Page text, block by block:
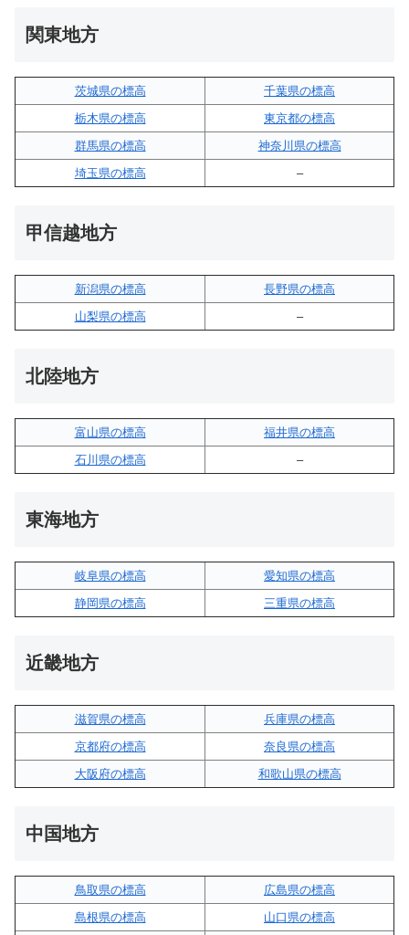
関東地方
茨城県の標高
千葉県の標高
栃木県の標高
東京都の標高
群馬県の標高
神奈川県の標高
埼玉県の標高
–
甲信越地方
新潟県の標高
長野県の標高
山梨県の標高
–
北陸地方
富山県の標高
福井県の標高
石川県の標高
–
東海地方
岐阜県の標高
愛知県の標高
静岡県の標高
三重県の標高
近畿地方
滋賀県の標高
兵庫県の標高
京都府の標高
奈良県の標高
大阪府の標高
和歌山県の標高
中国地方
鳥取県の標高
広島県の標高
島根県の標高
山口県の標高